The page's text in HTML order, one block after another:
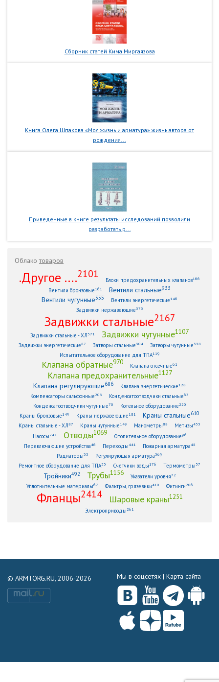
Сборник статей Кима Миргаязова
Книга Олега Шпакова «Моя жизнь и арматура» жизнь автора от
рождения...
Приведенные в книге результаты исследований позволили
разработать р...
Облакотоваров
.Другое ....2101
Блоки предохранительных клапанов166
Вентили бронзовые161 Вентили стальные933
Вентили чугунные555 Вентили энергетические146
Задвижки нержавеющие373
Задвижки стальные2167
Задвижки стальные - ХЛ371 Задвижки чугунные1107
Задвижки энергетические87 Затворы стальные304 Затворы чугунные338
Испытательное оборудование для ТПА119
Клапана обратные970 Клапана отсечные61
Клапана предохранительные1127
Клапана регулирующие686 Клапана энергетические128
Компенсаторы сильфонные 203 Конденсатоотводчики стальные63
Конденсатоотводчики чугунные70 Котельное оборудование 220
Краны бронзовые149 Краны нержавеющие181 Краны стальные610
Краны стальные - ХЛ87 Краны чугунные149 Манометры88 Метизы433
Насосы 247 Отводы1069 Отопительное оборудование96
Переключающие устройства46 Переходы441 Пожарная арматура48
Радиаторы33 Регулирующая арматура369
Ремонтное оборудование для ТПА53 Счетчики воды176 Термометры 57
Тройники492 Трубы1156 Указатели уровня72
Уплотнительные материалы67 Фильтры, грязевики410 Фитинги 206
Фланцы2414 Шаровые краны1251
Электроприводы 261
© ARMTORG.RU, 2006-2026 Мы в соцсетях | Карта сайта